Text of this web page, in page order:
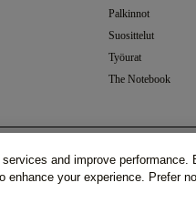
Palkinnot
Suosittelut
Työurat
The Notebook
Diamonds GmbH - Schumannstraße 27. 60325
Duchess, Keltainen Kulta
and improve
enhance your experience. Prefer